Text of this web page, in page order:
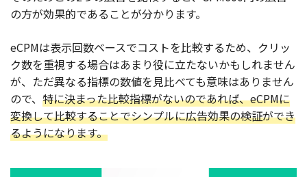
の方が効果的であることが分かります。
eCPMは表示回数ベースでコストを比較するため、クリッ
ク数を重視する場合はあまり役に立たないかもしれません
が、ただ異なる指標の数値を見比べても意味はありません
ので、 特に決まった比較指標がないのであれば、eCPMに
変換して比較することでシンプルに広告効果の検証ができ
るようになります。